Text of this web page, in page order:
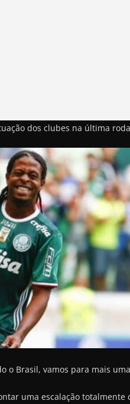
dos clubes na última
o Brasil, vamos para mais
uma escalação totalmente